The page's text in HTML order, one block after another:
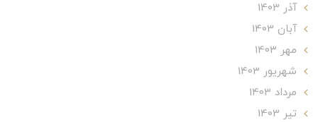
آذر 1403
آبان 1403
مهر 1403
شهریور 1403
مرداد 1403
تير 1403